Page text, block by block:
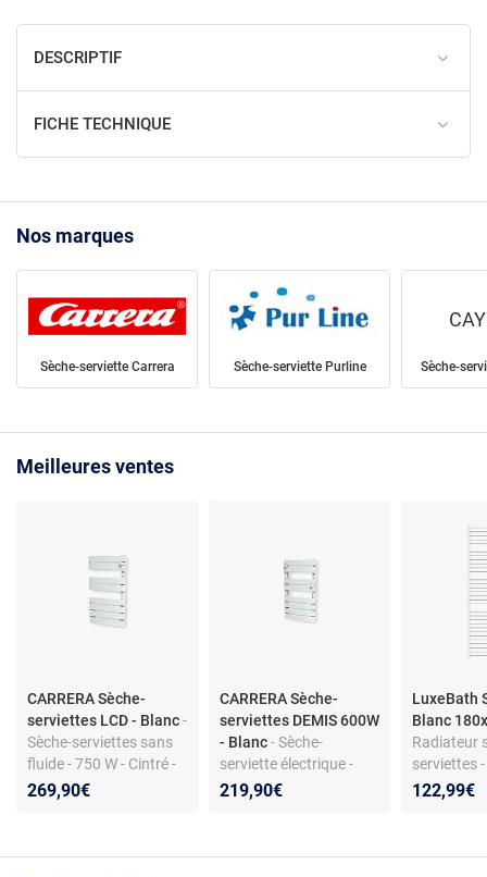
DESCRIPTIF
FICHE TECHNIQUE
Nos marques
Sèche-serviette Carrera Sèche-serviette Purline Sèche-
Meilleures ventes
CARRERA Sèche-
serviettes LCD - Blanc-
Sèche-serviettes sans
fluide - 750 W - Cintré -
Lames plates -
269,90€
CARRERA Sèche-
serviettes DEMIS 600W
- Blanc- Sèche-
serviette électrique -
Blanc - 600W - Lames
219,90€
LuxeBath
Blanc
Radiateur
serviettes
latéral -
122,99€